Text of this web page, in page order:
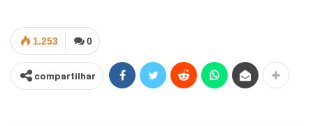
0
1.253
compartilhar